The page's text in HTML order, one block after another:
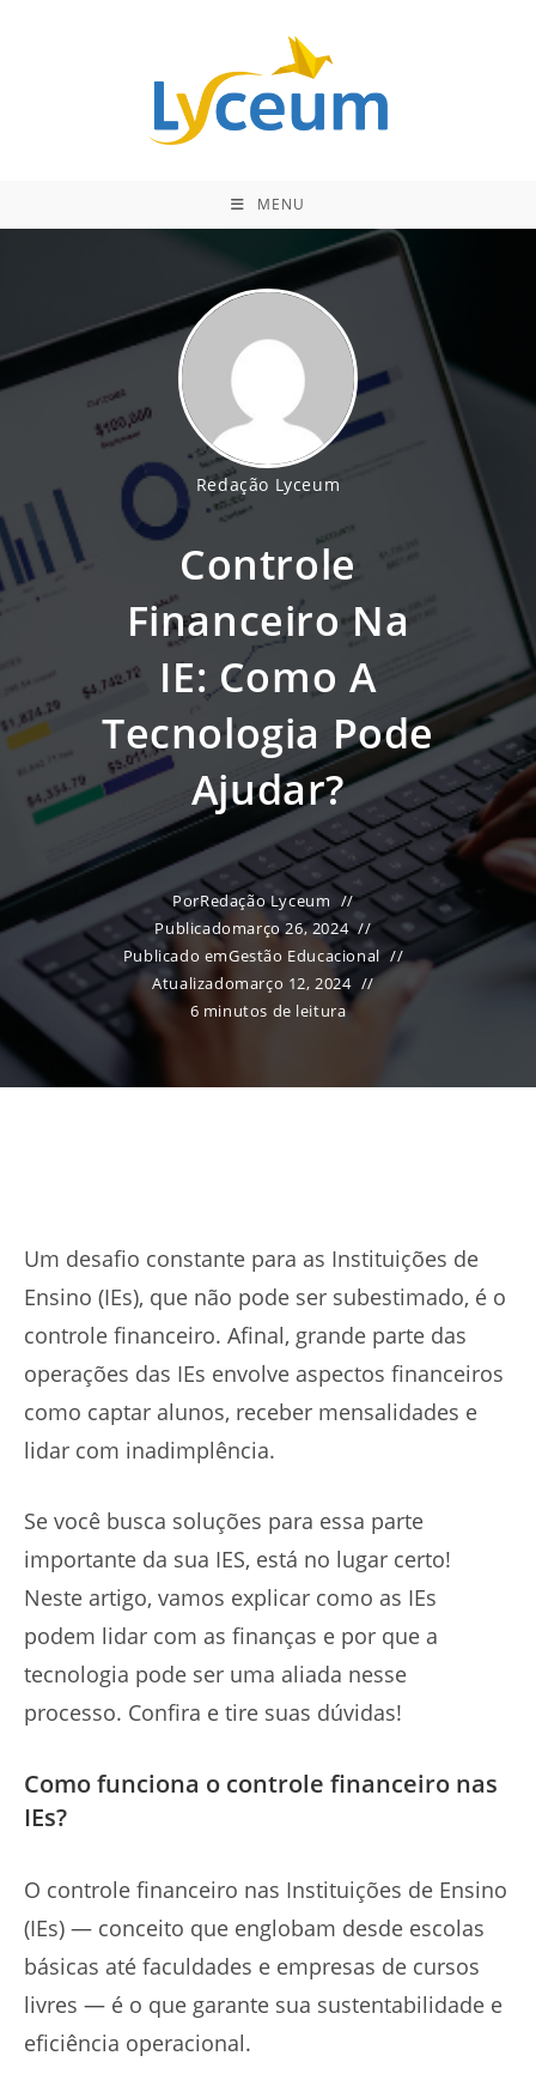
MENU
Redação Lyceum
Controle
Financeiro Na
IE: Como A
Tecnologia Pode
Ajudar?
PorRedação Lyceum
Publicadomarço 26, 2024
Publicado emGestão Educacional
Atualizadomarço 12, 2024
6 minutos de leitura
Um desafio constante para as Instituições de
Ensino (IEs), que não pode ser subestimado, é o
controle financeiro. Afinal, grande parte das
operações das IEs envolve aspectos financeiros
como captar alunos, receber mensalidades e
lidar com inadimplência.
Se você busca soluções para essa parte
importante da sua IES, está no lugar certo!
Neste artigo, vamos explicar como as IEs
podem lidar com as finanças e por que a
tecnologia pode ser uma aliada nesse
processo. Confira e tire suas dúvidas!
Como funciona o controle financeiro nas
IEs?
O controle financeiro nas Instituições de Ensino
(IEs) — conceito que englobam desde escolas
básicas até faculdades e empresas de cursos
livres — é o que garante sua sustentabilidade e
eficiência operacional.